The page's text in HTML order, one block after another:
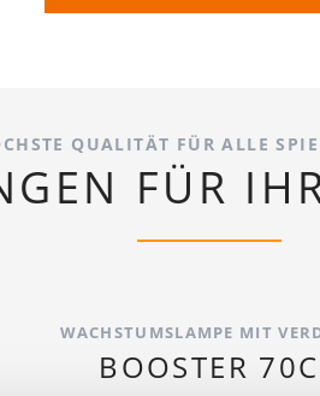
QUALITÄT FÜR ALLE
FÜR
WACHSTUMSLAMPE MIT
BOOSTER 70C